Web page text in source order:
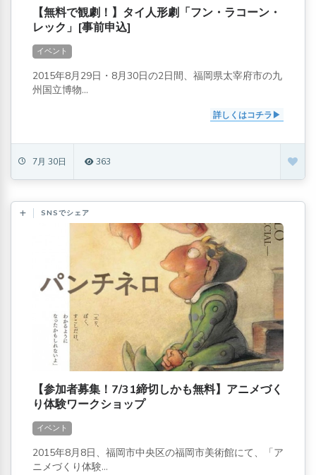
【無料で観劇！】タイ人形劇「フン・ラコーン・
レック」[事前申込]
イベント
2015年8月29日・8月30日の2日間、福岡県太宰府市の九
州国立博物...
詳しくはコチラ
7月 30日 363
SNSでシェア
【参加者募集！7/31締切しかも無料】アニメづく
り体験ワークショップ
イベント
2015年8月8日、福岡市中央区の福岡市美術館にて、「ア
ニメづくり体験...